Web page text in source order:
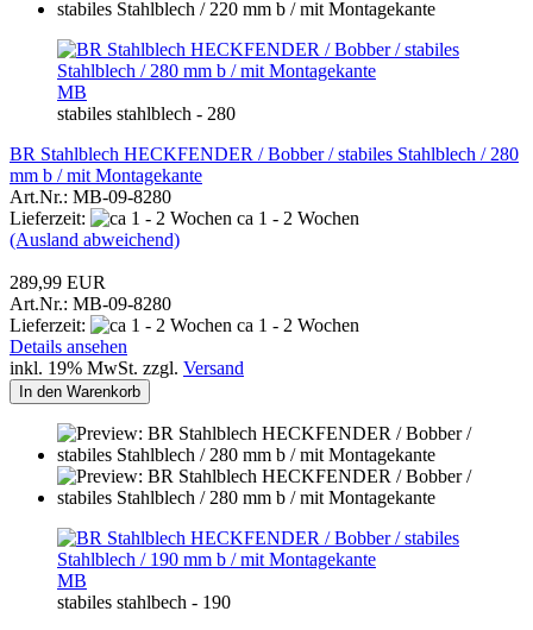
MB
stabiles stahlblech - 280
BR Stahlblech HECKFENDER / Bobber / stabiles Stahlblech / 280
mm b / mit Montagekante
Art.Nr.: MB-09-8280
Lieferzeit:
ca 1 - 2 Wochen
(Ausland abweichend)
289,99 EUR
Art.Nr.: MB-09-8280
Lieferzeit:
ca 1 - 2 Wochen
Details ansehen
inkl. 19% MwSt. zzgl. Versand
In den Warenkorb
MB
stabiles stahlbech - 190